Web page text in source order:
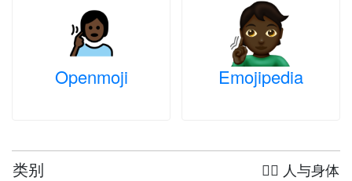
Openmoji Emojipedia
类别 🤦‍♀️ 人与身体